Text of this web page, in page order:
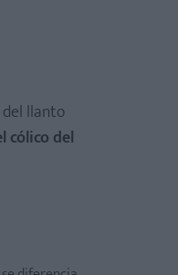
llanto
cólico del